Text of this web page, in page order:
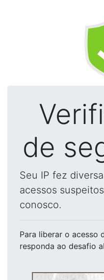
de
Seu IP fez
acessos
conosco.
Para liberar o acesso
responda ao desafio